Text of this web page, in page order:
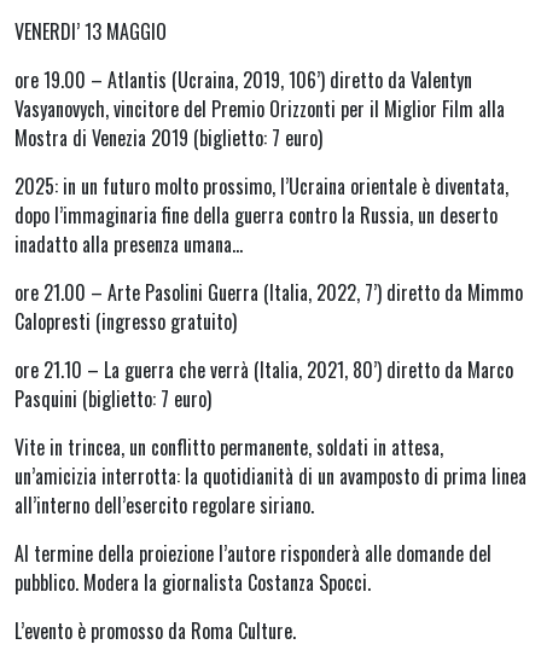
VENERDI’ 13 MAGGIO
ore 19.00 – Atlantis (Ucraina, 2019, 106’) diretto da Valentyn
Vasyanovych, vincitore del Premio Orizzonti per il Miglior Film alla
Mostra di Venezia 2019 (biglietto: 7 euro)
2025: in un futuro molto prossimo, l’Ucraina orientale è diventata,
dopo l’immaginaria fine della guerra contro la Russia, un deserto
inadatto alla presenza umana…
ore 21.00 – Arte Pasolini Guerra (Italia, 2022, 7’) diretto da Mimmo
Calopresti (ingresso gratuito)
ore 21.10 – La guerra che verrà (Italia, 2021, 80’) diretto da Marco
Pasquini (biglietto: 7 euro)
Vite in trincea, un conflitto permanente, soldati in attesa,
un’amicizia interrotta: la quotidianità di un avamposto di prima linea
all’interno dell’esercito regolare siriano.
Al termine della proiezione l’autore risponderà alle domande del
pubblico. Modera la giornalista Costanza Spocci.
L’evento è promosso da Roma Culture.